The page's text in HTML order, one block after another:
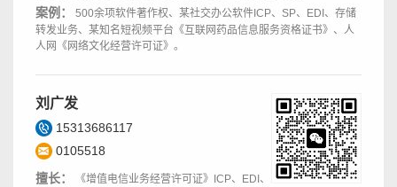
案例：
500余项软件著作权、某社交办公软件ICP、SP、EDI、存储
转发业务、某知名短视频平台《互联网药品信息服务资格证书》、人
人网《网络文化经营许可证》。
刘广发
15313686117
0105518
擅长：
《增值电信业务经营许可证》ICP、EDI、